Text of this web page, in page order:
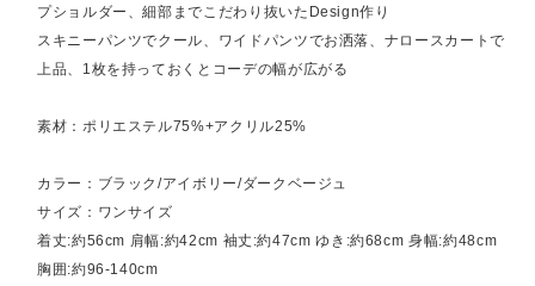
プショルダー、細部までこだわり抜いたDesign作り
スキニーパンツでクール、ワイドパンツでお洒落、ナロースカートで
上品、1枚を持っておくとコーデの幅が広がる
素材：ポリエステル75%+アクリル25%
カラー：ブラック/アイボリー/ダークベージュ
サイズ：ワンサイズ
着丈:約56cm 肩幅:約42cm 袖丈:約47cm ゆき:約68cm 身幅:約48cm
胸囲:約96-140cm